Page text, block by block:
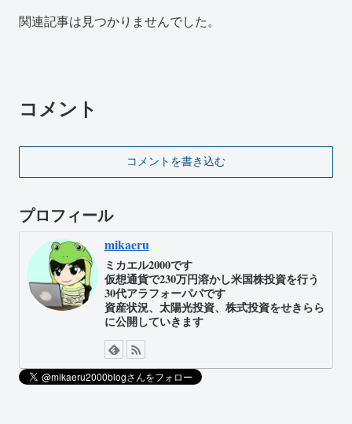
関連記事は見つかりませんでした。
コメント
コメントを書き込む
プロフィール
mikaeru
ミカエル2000です
仮想通貨で230万円溶かし米国株投資を行う
30代アラフォーパパです
資産状況、太陽光投資、株式投資をせきらら
に公開していきます